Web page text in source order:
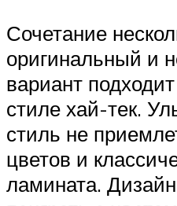
Сочетание
оригинальный и
вариант
стиле хай-тек.
стиль не
цветов и
ламината.